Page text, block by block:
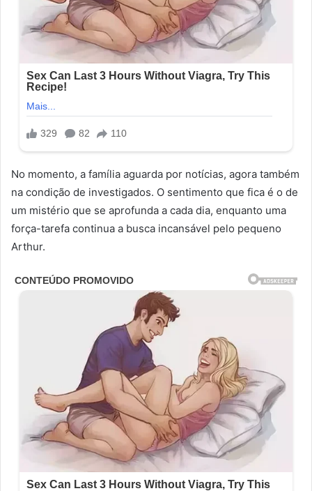
No momento, a família aguarda por notícias, agora também
na condição de investigados. O sentimento que fica é o de
um mistério que se aprofunda a cada dia, enquanto uma
força-tarefa continua a busca incansável pelo pequeno
Arthur.